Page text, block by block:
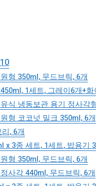
형 350ml, 무드브릭, 6개
1세트, 그레이6개+
식 냉동보관 용기 정사각
형 코코넛 밀크 350ml, 6
, 6개
x 3종 세트, 1세트, 밥용기
형 350ml, 무드브릭, 6개
사각 440ml, 무드브릭, 6개